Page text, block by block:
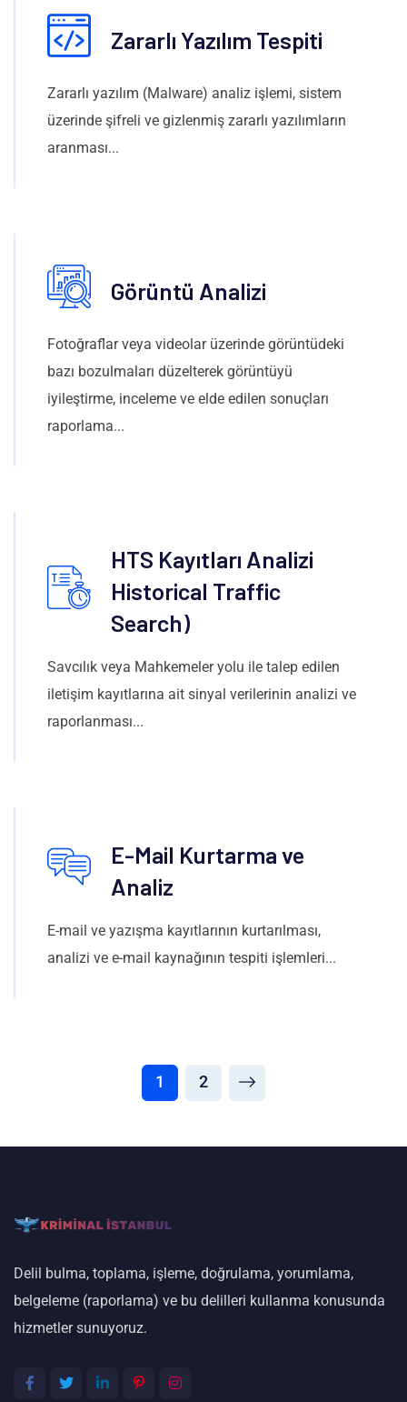
Zararlı Yazılım Tespiti
Zararlı yazılım (Malware) analiz işlemi, sistem
üzerinde şifreli ve gizlenmiş zararlı yazılımların
aranması...
Görüntü Analizi
Fotoğraflar veya videolar üzerinde görüntüdeki
bazı bozulmaları düzelterek görüntüyü
iyileştirme, inceleme ve elde edilen sonuçları
raporlama...
HTS Kayıtları Analizi
Historical Traffic
Search)
Savcılık veya Mahkemeler yolu ile talep edilen
iletişim kayıtlarına ait sinyal verilerinin analizi ve
raporlanması...
E-Mail Kurtarma ve
Analiz
E-mail ve yazışma kayıtlarının kurtarılması,
analizi ve e-mail kaynağının tespiti işlemleri...
1 2
Delil bulma, toplama, işleme, doğrulama, yorumlama,
belgeleme (raporlama) ve bu delilleri kullanma konusunda
hizmetler sunuyoruz.